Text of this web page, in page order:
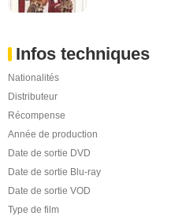
Infos techniques
Nationalités
Distributeur
Récompense
Année de production
Date de sortie DVD
Date de sortie Blu-ray
Date de sortie VOD
Type de film